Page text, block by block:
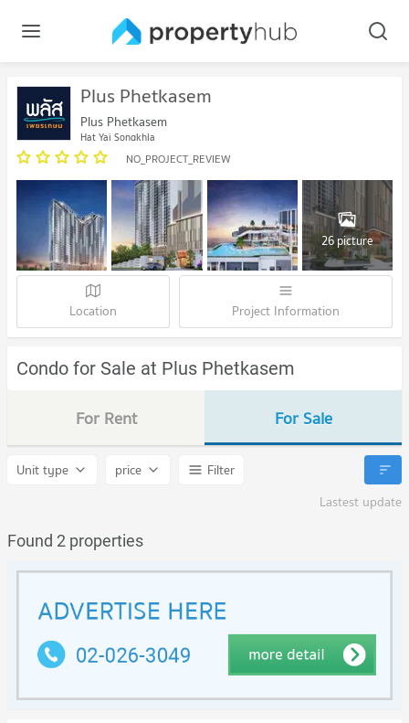
Plus Phetkasem
Plus Phetkasem
Hat Yai Songkhla
NO_PROJECT_REVIEW
26 picture
Location Project Information
Condo for Sale at Plus Phetkasem
For Rent For Sale
Unit type price
Filter
Lastest update
Found 2 properties